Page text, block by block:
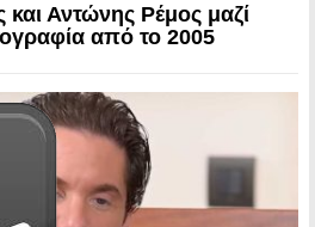
Αντώνης Ρέμος μαζί
από το 2005